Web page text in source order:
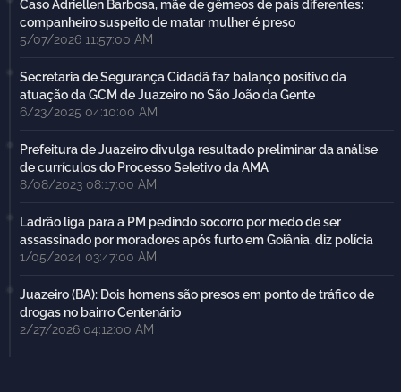
Caso Adriellen Barbosa, mãe de gêmeos de pais diferentes:
companheiro suspeito de matar mulher é preso
5/07/2026 11:57:00 AM
Secretaria de Segurança Cidadã faz balanço positivo da
atuação da GCM de Juazeiro no São João da Gente
6/23/2025 04:10:00 AM
Prefeitura de Juazeiro divulga resultado preliminar da análise
de currículos do Processo Seletivo da AMA
8/08/2023 08:17:00 AM
Ladrão liga para a PM pedindo socorro por medo de ser
assassinado por moradores após furto em Goiânia, diz polícia
1/05/2024 03:47:00 AM
Juazeiro (BA): Dois homens são presos em ponto de tráfico de
drogas no bairro Centenário
2/27/2026 04:12:00 AM